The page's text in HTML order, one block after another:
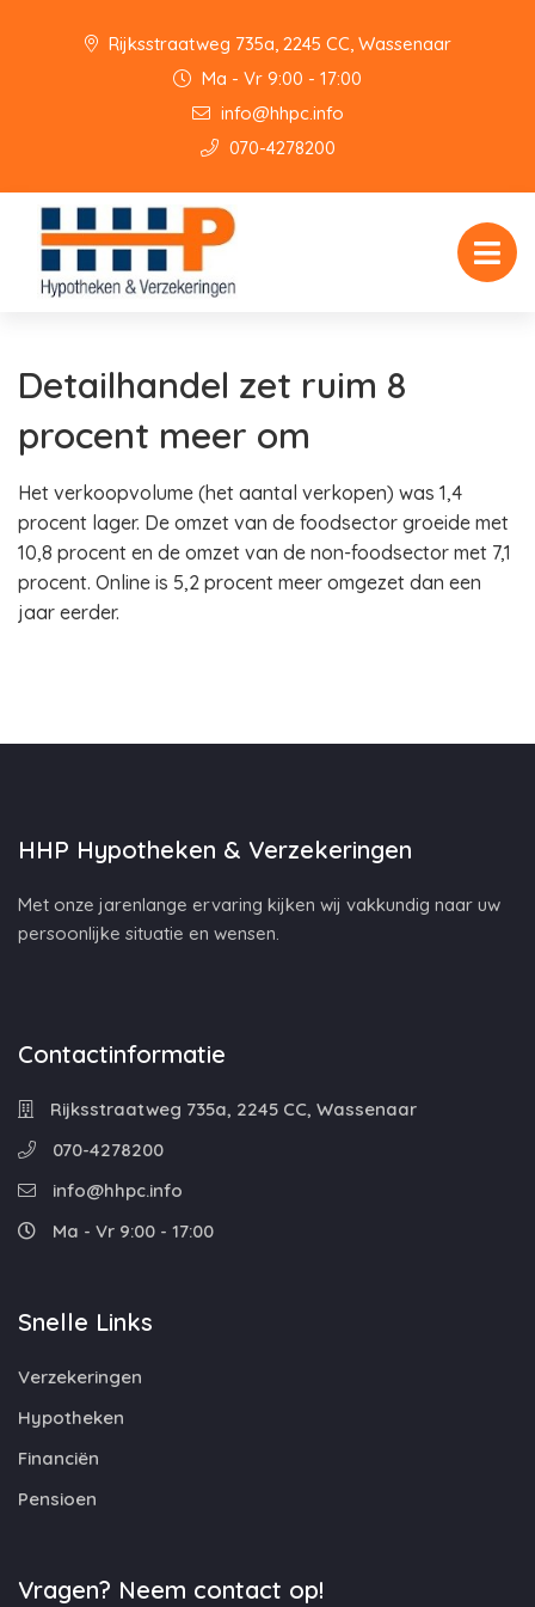
Rijksstraatweg 735a, 2245 CC, Wassenaar
Ma - Vr 9:00 - 17:00
info@hhpc.info
070-4278200
Detailhandel zet ruim 8
procent meer om
Het verkoopvolume (het aantal verkopen) was 1,4
procent lager. De omzet van de foodsector groeide met
10,8 procent en de omzet van de non-foodsector met 7,1
procent. Online is 5,2 procent meer omgezet dan een
jaar eerder.
HHP Hypotheken & Verzekeringen
Met onze jarenlange ervaring kijken wij vakkundig naar uw
persoonlijke situatie en wensen.
Contactinformatie
Rijksstraatweg 735a, 2245 CC, Wassenaar
070-4278200
info@hhpc.info
Ma - Vr 9:00 - 17:00
Snelle Links
Verzekeringen
Hypotheken
Financiën
Pensioen
Vragen? Neem contact op!